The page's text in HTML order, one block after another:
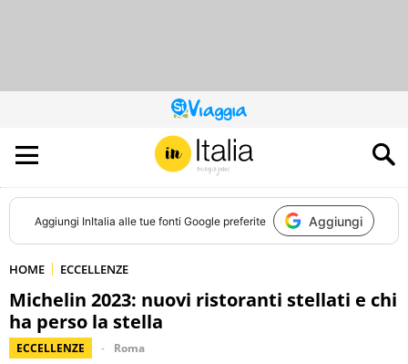
QUESTO
SITO
CONTRIBUISCE
ALL’AUDIENCE
DI
Aggiungi InItalia alle tue fonti Google preferite Aggiungi
HOME ECCELLENZE
Michelin 2023: nuovi ristoranti stellati e chi
ha perso la stella
ECCELLENZE Roma